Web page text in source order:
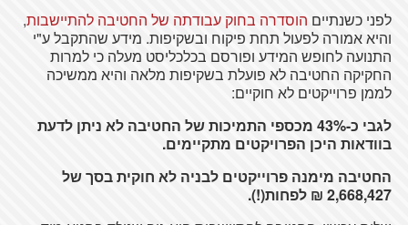
לפני כשנתיים הוסדרה בחוק עבודתה של החטיבה להתיישבות,
והיא אמורה לפעול תחת פיקוח ובשקיפות. מידע שהתקבל ע"י
התנועה לחופש המידע ופורסם בכלכליסט מעלה כי למרות
החקיקה החטיבה לא פועלת בשקיפות מלאה והיא ממשיכה
לממן פרוייקטים לא חוקיים:
לגבי כ-43% מכספי התמיכות של החטיבה לא ניתן לדעת
בוודאות היכן הפרויקטים מתקיימים.
החטיבה מימנה פרוייקטים לבניה לא חוקית בסך של
2,668,427 ₪ לפחות(!).